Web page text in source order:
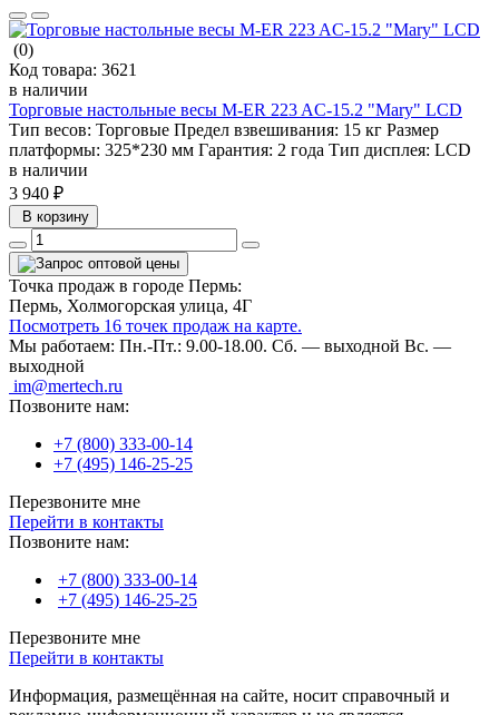
(0)
Код товара: 3621
в наличии
Торговые настольные весы M-ER 223 AC-15.2 "Mary" LCD
Тип весов: Торговые Предел взвешивания: 15 кг Размер
платформы: 325*230 мм Гарантия: 2 года Тип дисплея: LCD
в наличии
3 940 ₽
В корзину
Точка продаж в городе Пермь:
Пермь, Холмогорская улица, 4Г
Посмотреть 16 точек продаж на карте.
Мы работаем: Пн.-Пт.: 9.00-18.00. Сб. — выходной Вс. —
выходной
im@mertech.ru
Позвоните нам:
+7 (800) 333-00-14
+7 (495) 146-25-25
Перезвоните мне
Перейти в контакты
Позвоните нам:
+7 (800) 333-00-14
+7 (495) 146-25-25
Перезвоните мне
Перейти в контакты
Информация, размещённая на сайте, носит справочный и